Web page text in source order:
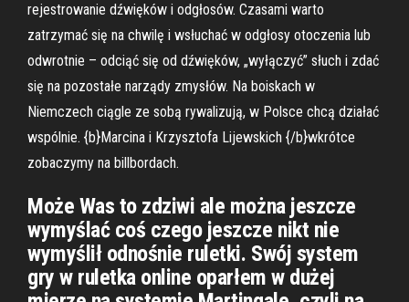
rejestrowanie dźwięków i odgłosów. Czasami warto
zatrzymać się na chwilę i wsłuchać w odgłosy otoczenia lub
odwrotnie – odciąć się od dźwięków, „wyłączyć” słuch i zdać
się na pozostałe narządy zmysłów. Na boiskach w
Niemczech ciągle ze sobą rywalizują, w Polsce chcą działać
wspólnie. {b}Marcina i Krzysztofa Lijewskich {/b}wkrótce
zobaczymy na billbordach.
Może Was to zdziwi ale można jeszcze
wymyślać coś czego jeszcze nikt nie
wymyślił odnośnie ruletki. Swój system
gry w ruletka online oparłem w dużej